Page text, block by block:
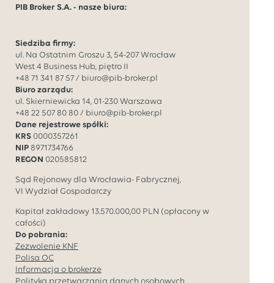
PIB Broker S.A. - nasze biura:
Siedziba firmy:
ul. Na Ostatnim Groszu 3, 54-207 Wrocław
West 4 Business Hub, piętro II
+48 71 341 87 57 / biuro@pib-broker.pl
Biuro zarządu:
ul. Skierniewicka 14, 01-230 Warszawa
+48 22 507 80 80 / biuro@pib-broker.pl
Dane rejestrowe spółki:
KRS 0000357261
NIP 8971734766
REGON 020585812
Sąd Rejonowy dla Wrocławia- Fabrycznej,
VI Wydział Gospodarczy
Kapitał zakładowy 13.570.000,00 PLN (opłacony w
całości)
Do pobrania:
Zezwolenie KNF
Polisa OC
Informacja o brokerze